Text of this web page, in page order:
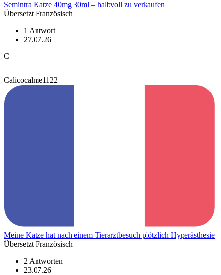
Semintra Katze 40mg 30ml – halbvoll zu verkaufen
Übersetzt Französisch
1 Antwort
27.07.26
C
Calicocalme1122
Meine Katze hat nach einem Tierarztbesuch plötzlich Hyperästhesie
Übersetzt Französisch
2 Antworten
23.07.26